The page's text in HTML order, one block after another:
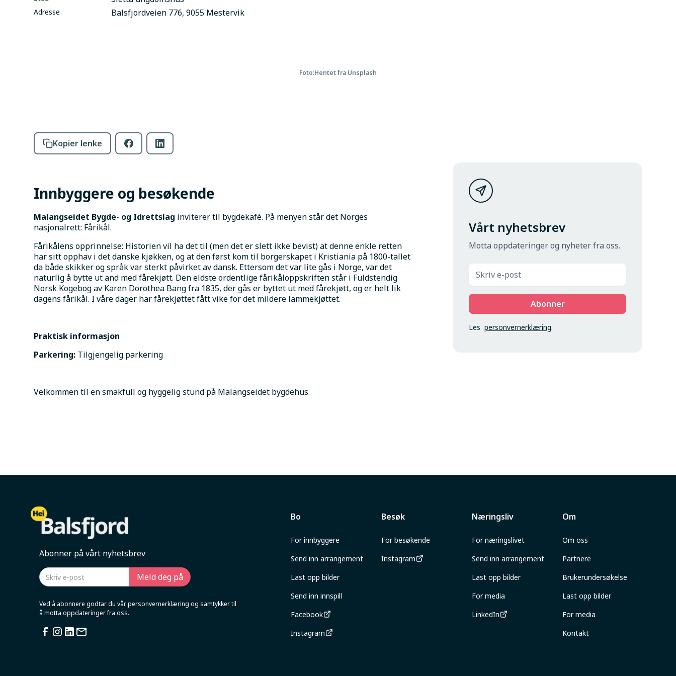
Adresse Balsfjordveien 776, 9055 Mestervik
Foto:Hentet fra Unsplash
Kopier lenke
Innbyggere og besøkende
Malangseidet Bygde- og Idrettslag inviterer til bygdekafè. På menyen står det Norges
nasjonalrett: Fårikål.
Fårikålens opprinnelse: Historien vil ha det til (men det er slett ikke bevist) at denne enkle retten
har sitt opphav i det danske kjøkken, og at den først kom til borgerskapet i Kristiania på 1800-tallet
da både skikker og språk var sterkt påvirket av dansk. Ettersom det var lite gås i Norge, var det
naturlig å bytte ut and med fårekjøtt. Den eldste ordentlige fårikåloppskriften står i Fuldstendig
Norsk Kogebog av Karen Dorothea Bang fra 1835, der gås er byttet ut med fårekjøtt, og er helt lik
dagens fårikål. I våre dager har fårekjøttet fått vike for det mildere lammekjøttet.
Praktisk informasjon
Parkering: Tilgjengelig parkering
Velkommen til en smakfull og hyggelig stund på Malangseidet bygdehus.
Vårt nyhetsbrev
Motta oppdateringer og nyheter fra oss.
Lespersonvernerklæring.
Abonner på vårt nyhetsbrev
Ved å abonnere godtar du vår personvernerklæring og samtykker til
å motta oppdateringer fra oss.
Bo
For innbyggere
Send inn arrangement
Last opp bilder
Send inn innspill
Facebook
Instagram
Besøk
For besøkende
Instagram
Næringsliv
For næringslivet
Send inn arrangement
Last opp bilder
For media
LinkedIn
Om
Om oss
Partnere
Brukerundersøkelse
Last opp bilder
For media
Kontakt